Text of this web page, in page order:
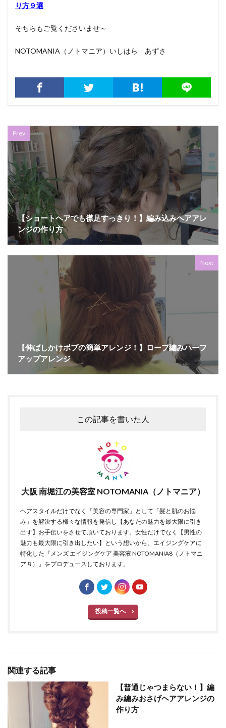
り方９選
そちらもご覧くださいませ～
NOTOMANIA（ノトマニア）いしはら あずさ
Prev
【ショートヘアでも襟足すっきり！】編み込みヘアアレ
ンジの作り方
Next
【伸ばしかけボブの簡単アレンジ！】ロープ編みハーフ
アップアレンジ
この記事を書いた人
大阪 南堀江の美容室 NOTOMANIA（ノトマニア）
ヘアスタイルだけでなく「美容の専門家」として「髪と肌のお悩
み」を解決する様々な情報を発信し【あなたの魅力を最大限に引き
出す】お手伝いをさせて頂いております。女性だけでなく【男性の
魅力も最大限に引き出したい】という想いから、エイジングケアに
特化した『メンズ エイジングケア 美容液 NOTOMANIA8（ノトマニ
ア８）』をプロデュースしております。
投稿一覧へ
関連する記事
【普通じゃつまらない！】編
み編みおさげヘアアレンジの
作り方